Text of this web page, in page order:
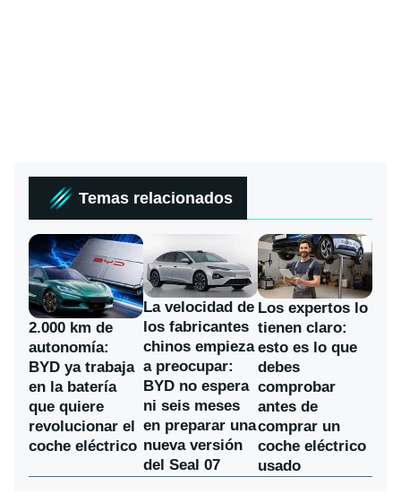
Temas relacionados
2.000 km de
autonomía:
BYD ya trabaja
en la batería
que quiere
revolucionar el
coche eléctrico
La velocidad de
los fabricantes
chinos empieza
a preocupar:
BYD no espera
ni seis meses
en preparar una
nueva versión
del Seal 07
Los expertos lo
tienen claro:
esto es lo que
debes
comprobar
antes de
comprar un
coche eléctrico
usado